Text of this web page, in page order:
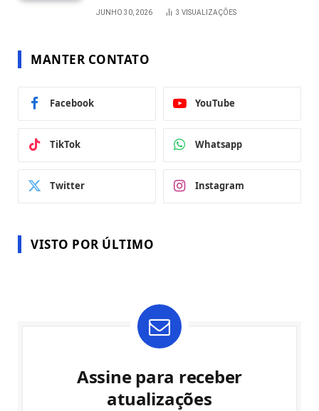
JUNHO 30, 2026 3 VISUALIZAÇÕES
MANTER CONTATO
Facebook YouTube
TikTok Whatsapp
Twitter Instagram
VISTO POR ÚLTIMO
Assine para receber
atualizações